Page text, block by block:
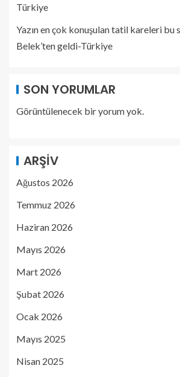
Türkiye
Yazın en çok konuşulan tatil kareleri bu
Belek’ten geldi-Türkiye
SON YORUMLAR
Görüntülenecek bir yorum yok.
ARŞIV
Ağustos 2026
Temmuz 2026
Haziran 2026
Mayıs 2026
Mart 2026
Şubat 2026
Ocak 2026
Mayıs 2025
Nisan 2025